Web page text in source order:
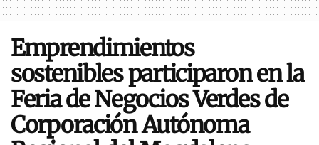
Emprendimientos
sostenibles participaron en la
Feria de Negocios Verdes de
Corporación Autónoma